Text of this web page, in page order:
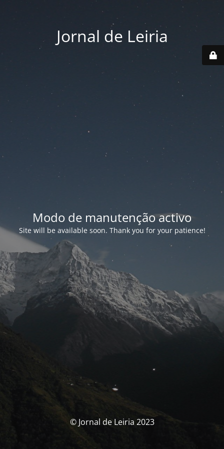
Jornal de Leiria
Modo de manutenção activo
Site will be available soon. Thank you for your patience!
© Jornal de Leiria 2023